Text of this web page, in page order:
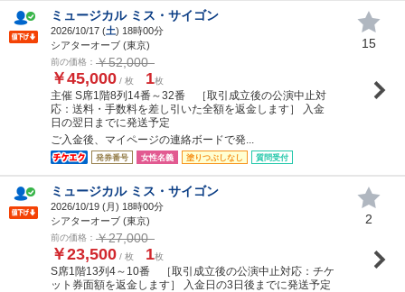
ミュージカル ミス・サイゴン
2026/10/17 (土) 18時00分
シアターオーブ (東京)
前の価格： ￥52,000
￥45,000 / 枚 1枚
主催 S席1階8列14番～32番 ［取引成立後の公演中止対
応：送料・手数料を差し引いた全額を返金します］ 入金
日の翌日までに発送予定
ご入金後、マイページの連絡ボードで発...
発券番号 女性名義 塗りつぶしなし 質問受付
15
ミュージカル ミス・サイゴン
2026/10/19 (月) 18時00分
シアターオーブ (東京)
前の価格： ￥27,000
￥23,500 / 枚 1枚
S席1階13列4～10番 ［取引成立後の公演中止対応：チケ
ット券面額を返金します］ 入金日の3日後までに発送予定
2